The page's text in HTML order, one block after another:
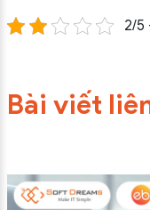
2/5
Bài viết